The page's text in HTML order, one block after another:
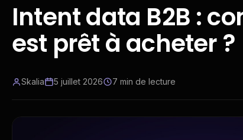
Intent data B2B :
est prêt à acheter ?
Skalia 5 juillet 2026 7 min de lecture